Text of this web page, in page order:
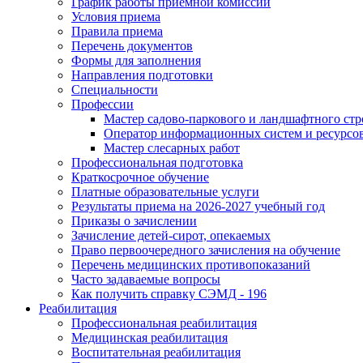
Условия приема
Правила приема
Перечень документов
Формы для заполнения
Направления подготовки
Специальности
Профессии
Мастер садово-паркового и ландшафтного
Оператор информационных систем и
Мастер слесарных работ
Профессиональная подготовка
Краткосрочное обучение
Платные образовательные услуги
Результаты приема на 2026-2027 учебный год
Приказы о зачислении
Зачисление детей-сирот, опекаемых
Право первоочередного зачисления на обучение
Перечень медицинских противопоказаний
Часто задаваемые вопросы
Как получить справку СЭМД - 196
Реабилитация
Профессиональная реабилитация
Медицинская реабилитация
Воспитательная реабилитация